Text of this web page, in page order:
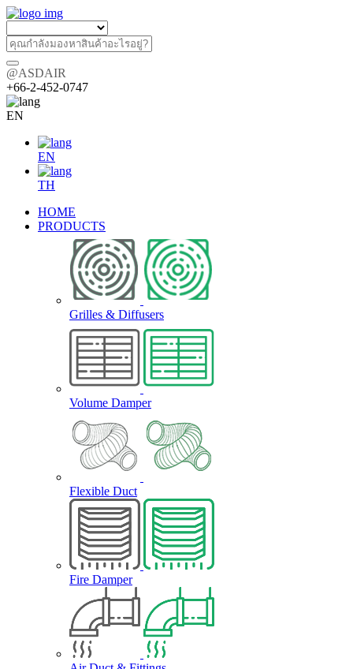
@ASDAIR
+66-2-452-0747
EN
EN
TH
HOME
PRODUCTS
Grilles & Diffusers
Volume Damper
Flexible Duct
Fire Damper